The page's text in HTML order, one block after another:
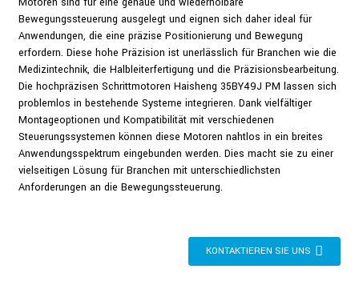
Bewegungssteuerung ausgelegt und eignen sich daher ideal für
Anwendungen, die eine präzise Positionierung und Bewegung
erfordern. Diese hohe Präzision ist unerlässlich für Branchen wie die
Medizintechnik, die Halbleiterfertigung und die Präzisionsbearbeitung.
Die hochpräzisen Schrittmotoren Haisheng 35BY49J PM lassen sich
problemlos in bestehende Systeme integrieren. Dank vielfältiger
Montageoptionen und Kompatibilität mit verschiedenen
Steuerungssystemen können diese Motoren nahtlos in ein breites
Anwendungsspektrum eingebunden werden. Dies macht sie zu einer
vielseitigen Lösung für Branchen mit unterschiedlichsten
Anforderungen an die Bewegungssteuerung.
KONTAKTIEREN SIE UNS